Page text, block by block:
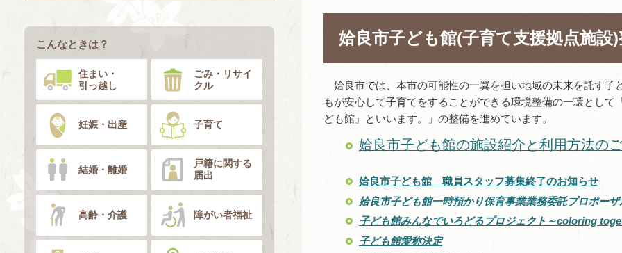
こんなときは？
住まい・
引っ越し
ごみ・リサイ
クル
妊娠・出産 子育て
結婚・離婚
戸籍に関する
届出
高齢・介護 障がい者福祉
姶良市子ども館(子育て支援拠点施設
姶良市では、本市の可能性の一翼を担い地域の未来を託す
もが安心して子育てをすることができる環境整備の一環とし
ども館』といいます。」の整備を進めています。
姶良市子ども館の施設紹介と利用方法の
姶良市子ども館 職員スタッフ募集終了のお知らせ
姶良市子ども館一時預かり保育事業業務委託プロポーザ
子ども館みんなでいろどるプロジェクト～coloring
子ども館愛称決定